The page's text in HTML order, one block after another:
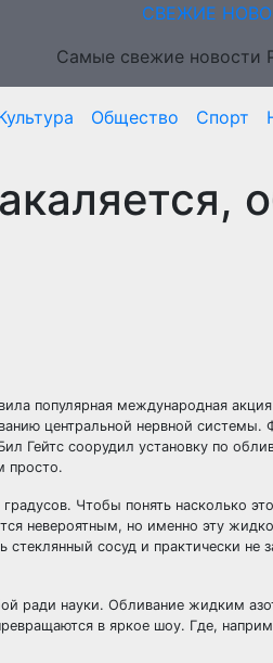
СВЕЖИЕ
Самые свежие новости
Общество Спорт
популярная международная
центральной нервной
Гейтс соорудил установку по
просто.
Чтобы понять насколько
невероятным, но именно эту
сосуд и практически
ради науки. Обливание жидким
в яркое шоу. Где,